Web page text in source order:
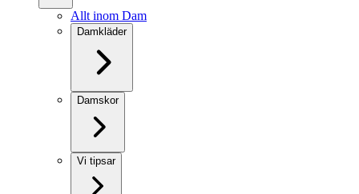
Allt inom Dam
Damkläder
Damskor
Vi tipsar